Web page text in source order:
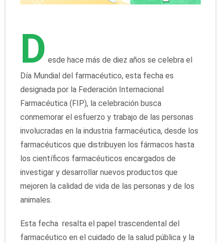
D esde hace más de diez años se celebra el
Día Mundial del farmacéutico, esta fecha es
designada por la Federación Internacional
Farmacéutica (FIP), la celebración busca
conmemorar el esfuerzo y trabajo de las personas
involucradas en la industria farmacéutica, desde los
farmacéuticos que distribuyen los fármacos hasta
los científicos farmacéuticos encargados de
investigar y desarrollar nuevos productos que
mejoren la calidad de vida de las personas y de los
animales.
Esta fecha resalta el papel trascendental del
farmacéutico en el cuidado de la salud pública y la